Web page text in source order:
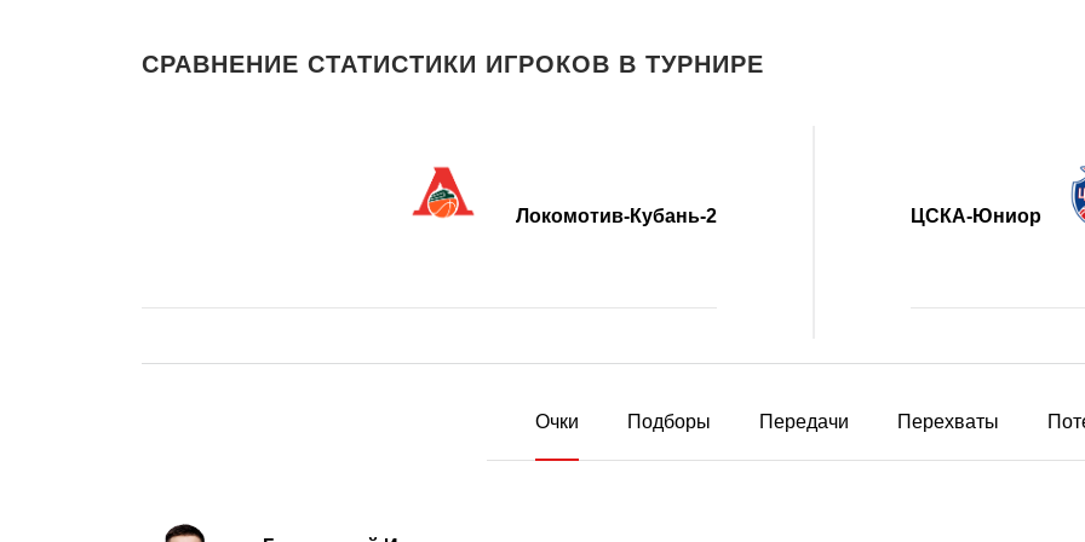
СРАВНЕНИЕ СТАТИСТИКИ ИГРОКОВ В ТУРНИРЕ
Локомотив-Кубань-2 ЦСКА-Юниор
Очки Подборы Передачи Перехваты